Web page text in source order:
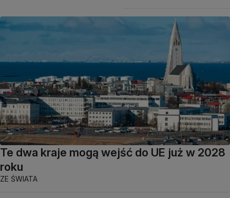
Te dwa kraje mogą wejść do UE już w 2028
roku
ZE ŚWIATA